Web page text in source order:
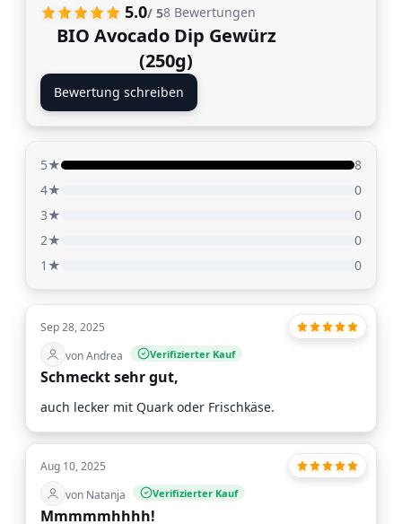
5.0/ 58 Bewertungen
BIO Avocado Dip Gewürz
(250g)
Bewertung schreiben
5★
8
4★
0
3★
0
2★
0
1★
0
Sep 28, 2025
von Andrea
Verifizierter Kauf
Schmeckt sehr gut,
auch lecker mit Quark oder Frischkäse.
Aug 10, 2025
von Natanja
Verifizierter Kauf
Mmmmmhhhh!